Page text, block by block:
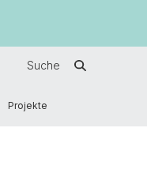
Suche
Projekte